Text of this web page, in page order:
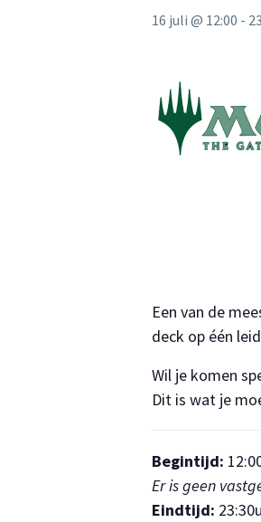
16 juli @ 12:00 -
Een van de
deck op één
Wil je komen
Dit is wat je
Begintijd:
Er is geen
Eindtijd: 23:30u